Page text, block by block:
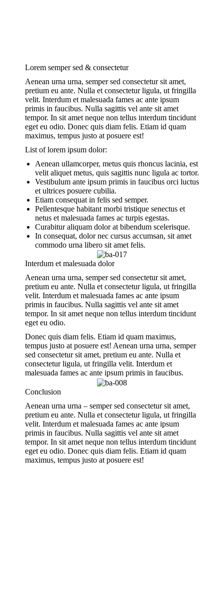
Lorem semper sed & consectetur
Aenean urna urna, semper sed consectetur sit amet,
pretium eu ante. Nulla et consectetur ligula, ut fringilla
velit. Interdum et malesuada fames ac ante ipsum
primis in faucibus. Nulla sagittis vel ante sit amet
tempor. In sit amet neque non tellus interdum tincidunt
eget eu odio. Donec quis diam felis. Etiam id quam
maximus, tempus justo at posuere est!
List of lorem ipsum dolor:
Aenean ullamcorper, metus quis rhoncus lacinia, est
velit aliquet metus, quis sagittis nunc ligula ac tortor.
Vestibulum ante ipsum primis in faucibus orci luctus
et ultrices posuere cubilia.
Etiam consequat in felis sed semper.
Pellentesque habitant morbi tristique senectus et
netus et malesuada fames ac turpis egestas.
Curabitur aliquam dolor at bibendum scelerisque.
In consequat, dolor nec cursus accumsan, sit amet
commodo urna libero sit amet felis.
Interdum et malesuada dolor
Aenean urna urna, semper sed consectetur sit amet,
pretium eu ante. Nulla et consectetur ligula, ut fringilla
velit. Interdum et malesuada fames ac ante ipsum
primis in faucibus. Nulla sagittis vel ante sit amet
tempor. In sit amet neque non tellus interdum tincidunt
eget eu odio.
Donec quis diam felis. Etiam id quam maximus,
tempus justo at posuere est! Aenean urna urna, semper
sed consectetur sit amet, pretium eu ante. Nulla et
consectetur ligula, ut fringilla velit. Interdum et
malesuada fames ac ante ipsum primis in faucibus.
Conclusion
Aenean urna urna – semper sed consectetur sit amet,
pretium eu ante. Nulla et consectetur ligula, ut fringilla
velit. Interdum et malesuada fames ac ante ipsum
primis in faucibus. Nulla sagittis vel ante sit amet
tempor. In sit amet neque non tellus interdum tincidunt
eget eu odio. Donec quis diam felis. Etiam id quam
maximus, tempus justo at posuere est!